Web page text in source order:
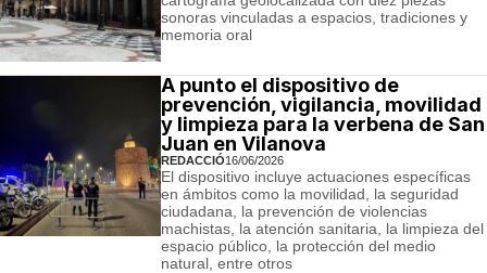
sonoras vinculadas a espacios, tradiciones y
memoria oral
A punto el dispositivo de
prevención, vigilancia, movilidad
y limpieza para la verbena de San
Juan en Vilanova
REDACCIÓ16/06/2026
El dispositivo incluye actuaciones específicas
en ámbitos como la movilidad, la seguridad
ciudadana, la prevención de violencias
machistas, la atención sanitaria, la limpieza del
espacio público, la protección del medio
natural, entre otros